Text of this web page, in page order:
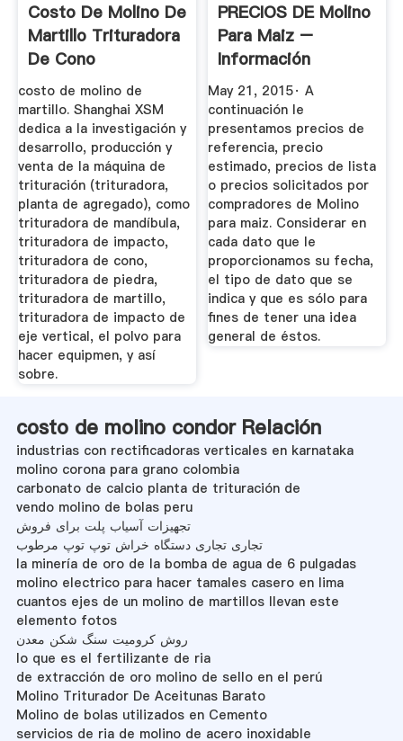
Costo De Molino De
Martillo Trituradora
De Cono
costo de molino de
martillo. Shanghai XSM
dedica a la investigación y
desarrollo, producción y
venta de la máquina de
trituración (trituradora,
planta de agregado), como
trituradora de mandíbula,
trituradora de impacto,
trituradora de cono,
trituradora de piedra,
trituradora de martillo,
trituradora de impacto de
eje vertical, el polvo para
hacer equipmen, y así
sobre.
PRECIOS DE Molino
Para Maiz –
Información
Comercial ...
May 21, 2015· A
continuación le
presentamos precios de
referencia, precio
estimado, precios de lista
o precios solicitados por
compradores de Molino
para maiz. Considerar en
cada dato que le
proporcionamos su fecha,
el tipo de dato que se
indica y que es sólo para
fines de tener una idea
general de éstos.
costo de molino condor Relación
industrias con rectificadoras verticales en karnataka
molino corona para grano colombia
carbonato de calcio planta de trituración de
vendo molino de bolas peru
تجهیزات آسیاب پلت برای فروش
تجاری تجاری دستگاه خراش توپ توپ مرطوب
la minería de oro de la bomba de agua de 6 pulgadas
molino electrico para hacer tamales casero en lima
cuantos ejes de un molino de martillos llevan este
elemento fotos
روش كرومیت سنگ شکن معدن
lo que es el fertilizante de ria
de extracción de oro molino de sello en el perú
Molino Triturador De Aceitunas Barato
Molino de bolas utilizados en Cemento
servicios de ria de molino de acero inoxidable